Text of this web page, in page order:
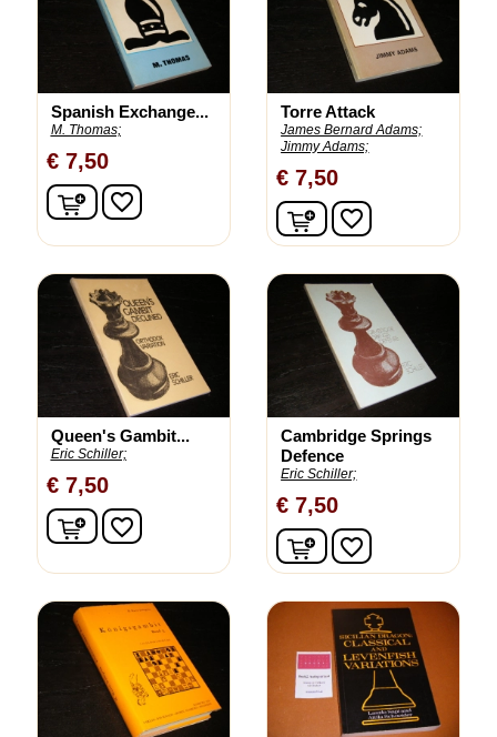
Spanish Exchange...
M. Thomas;
€ 7,50
In winkelwagen
favorite_border
Torre Attack
James Bernard Adams;
Jimmy Adams;
€ 7,50
In winkelwagen
favorite_border
Queen's Gambit...
Eric Schiller;
€ 7,50
In winkelwagen
favorite_border
Cambridge Springs
Defence
Eric Schiller;
€ 7,50
In winkelwagen
favorite_border